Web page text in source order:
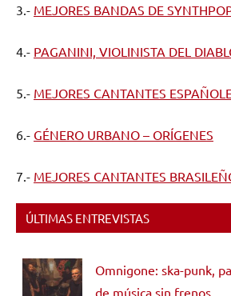
3.- MEJORES BANDAS DE
4.- PAGANINI, VIOLINISTA DEL
5.- MEJORES CANTANTES
6.- GÉNERO URBANO – ORÍGENES
7.- MEJORES CANTANTES
ÚLTIMAS ENTREVISTAS
Omnigone: ska-punk,
de música sin frenos